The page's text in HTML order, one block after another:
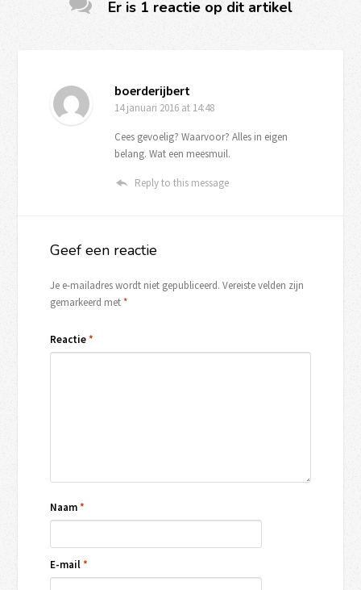
Er is 1 reactie op dit artikel
boerderijbert
14 januari 2016 at 14:48
Cees gevoelig? Waarvoor? Alles in eigen
belang. Wat een meesmuil.
Reply to this message
Geef een reactie
Je e-mailadres wordt niet gepubliceerd. Vereiste velden zijn
gemarkeerd met*
Reactie*
Naam*
E-mail*